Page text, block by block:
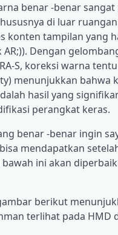
benar -benar
di luar
konten tampilan yang
Dengan
S, koreksi warna
menunjukkan bahwa
hasil yang
perangkat keras.
benar -benar ingin
mendapatkan
ini akan
berikut
terlihat pada HMD